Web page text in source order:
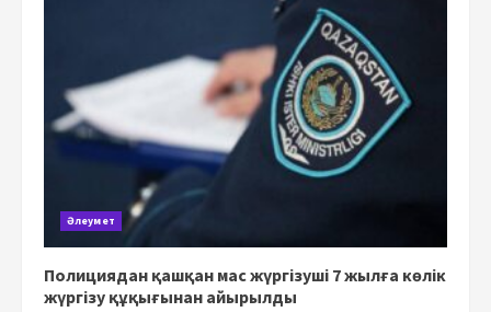
Әлеумет
Полициядан қашқан мас жүргізуші 7 жылға көлік
жүргізу құқығынан айырылды